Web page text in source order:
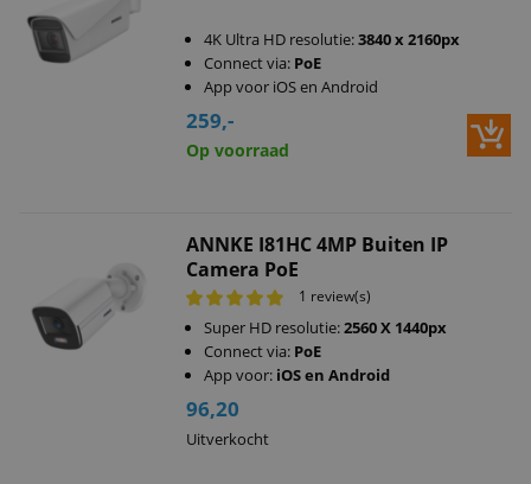
4K Ultra HD resolutie:3840 x 2160px
Connect via: PoE
App voor iOS en Android
259,-
Op voorraad
ANNKE I81HC 4MP Buiten IP
Camera PoE
1 review(s)
Super HD resolutie:2560 X 1440px
Connect via: PoE
App voor: iOS en Android
96,20
Uitverkocht